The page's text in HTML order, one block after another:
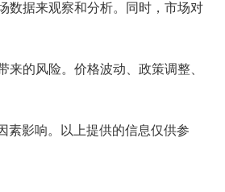
数据来观察和分析。同时，市场对
的风险。价格波动、政策调整、
素影响。以上提供的信息仅供参